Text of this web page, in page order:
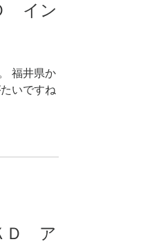
イン
福井県か
いですね
Ｄ ア